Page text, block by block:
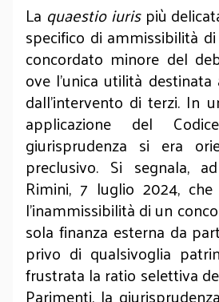
La quaestio iurispiù
specifico di ammissibilità
concordato minore del
ove l'unica utilità
dall'intervento di terzi. In
applicazione del
giurisprudenza si era
preclusivo. Si segnala,
Rimini, 7 luglio 2024,
l'inammissibilità di un
sola finanza esterna da
privo di qualsivoglia
frustrata la ratio selettiva